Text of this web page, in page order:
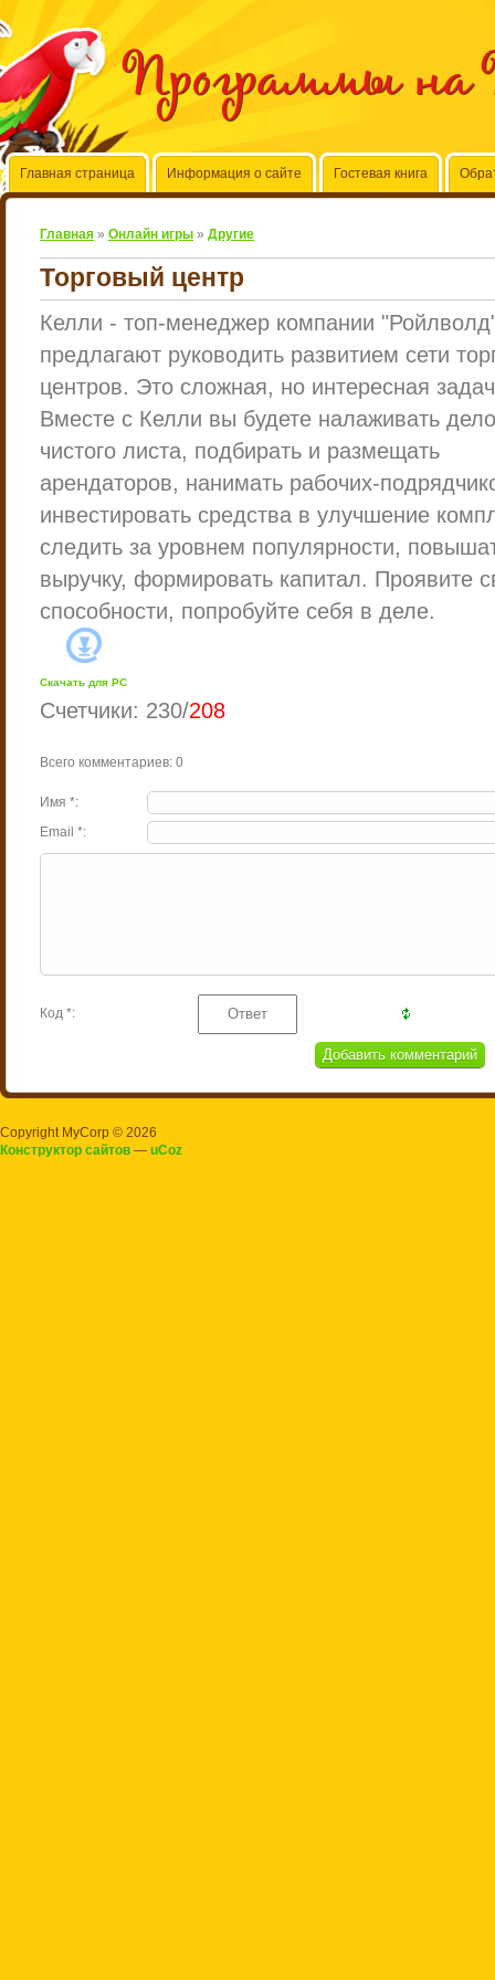
Программы на
Главная страница Информация о сайте Гостевая книга
Главная » Онлайн игры » Другие
Торговый центр
Келли - топ-менеджер компании
предлагают руководить развитием сети
центров. Это сложная, но интересная
Вместе с Келли вы будете налаживать
чистого листа, подбирать и размещать
арендаторов, нанимать рабочих-
инвестировать средства в улучшение
следить за уровнем популярности,
выручку, формировать капитал. Проявите
способности, попробуйте себя в деле.
Скачать для PC
Счетчики: 230/208
Всего комментариев: 0
Имя *:
Email *:
Код *:
Copyright MyCorp © 2026
Конструктор сайтов — uCoz